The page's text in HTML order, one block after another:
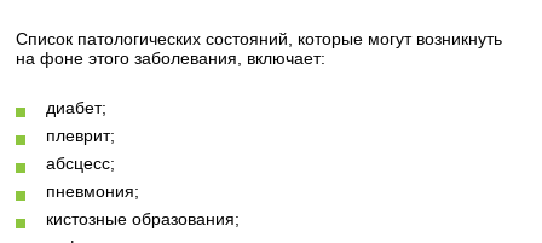
Список патологических состояний, которые могут возникнуть
на фоне этого заболевания, включает:
диабет;
плеврит;
абсцесс;
пневмония;
кистозные образования;